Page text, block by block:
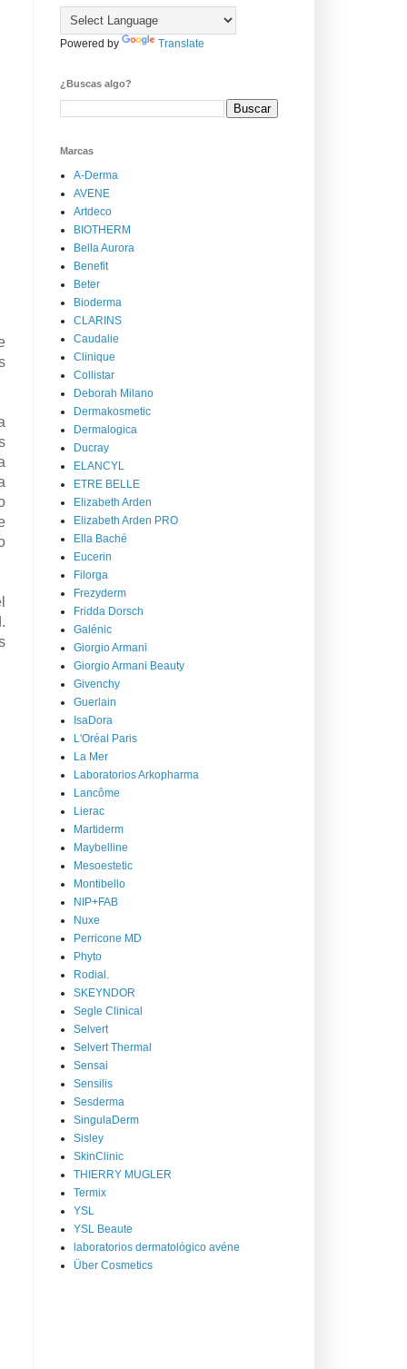
Powered by Translate
¿Buscas algo?
Marcas
A-Derma
AVENE
Artdeco
BIOTHERM
Bella Aurora
Benefit
Beter
Bioderma
CLARINS
Caudalie
Clinique
Collistar
Deborah Milano
Dermakosmetic
Dermalogica
Ducray
ELANCYL
ETRE BELLE
Elizabeth Arden
Elizabeth Arden PRO
Ella Baché
Eucerin
Filorga
Frezyderm
Fridda Dorsch
Galénic
Giorgio Armani
Giorgio Armani Beauty
Givenchy
Guerlain
IsaDora
L'Oréal Paris
La Mer
Laboratorios Arkopharma
Lancôme
Lierac
Martiderm
Maybelline
Mesoestetic
Montibello
NIP+FAB
Nuxe
Perricone MD
Phyto
Rodial.
SKEYNDOR
Segle Clinical
Selvert
Selvert Thermal
Sensai
Sensilis
Sesderma
SingulaDerm
Sisley
SkinClinic
THIERRY MUGLER
Termix
YSL
YSL Beaute
laboratorios dermatológico avéne
Über Cosmetics